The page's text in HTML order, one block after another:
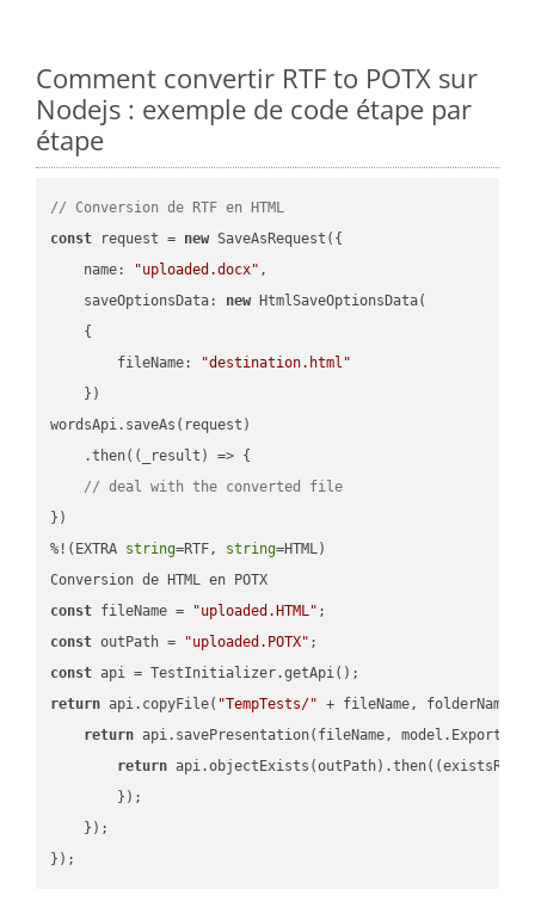
Comment convertir RTF to POTX sur
Nodejs : exemple de code étape par
étape
// Conversion de RTF en HTML
const request = new SaveAsRequest({
name: "uploaded.docx" ,
saveOptionsData: new HtmlSaveOptionsData(
    {
fileName:
"destination.html"
    })
wordsApi.saveAs(request)
    .then(
( _result ) => {
// deal with the converted file
})
%!(EXTRA string=RTF, string=HTML)
const fileName = "uploaded.HTML"
const outPath = "uploaded.POTX"
const
return api.copyFile( "TempTests/" + fileName, folderName +
return api.savePresentation(fileName,
return api.objectExists(outPath).then( (
        });
    });